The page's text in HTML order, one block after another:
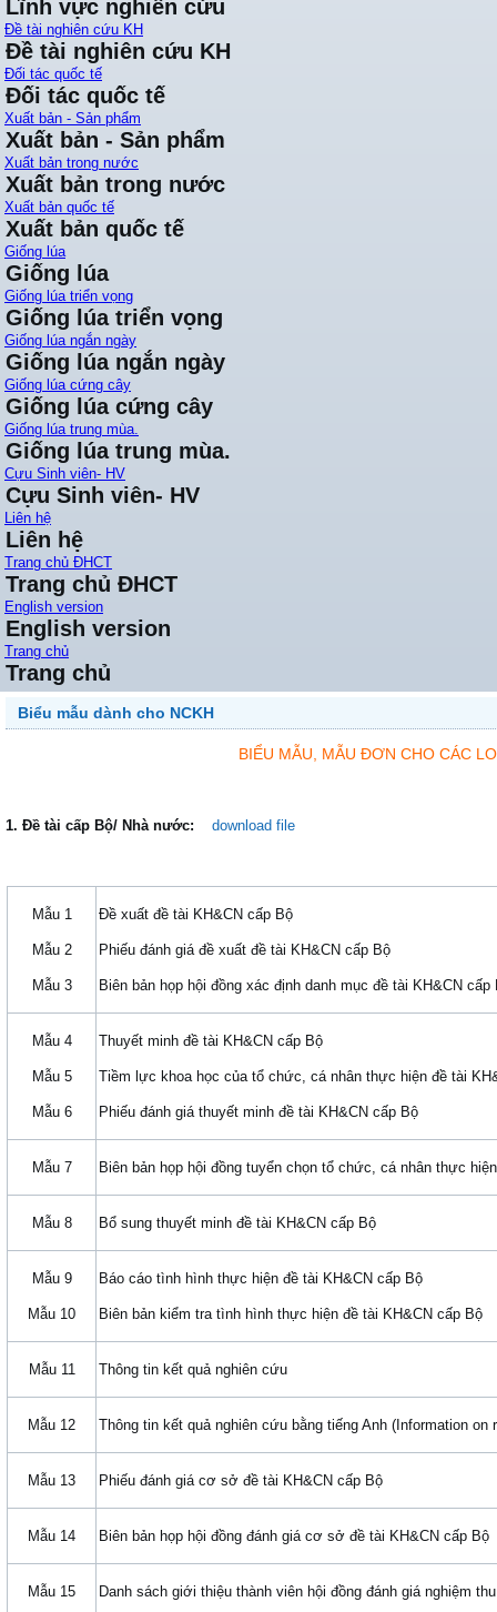
Lĩnh vực nghiên cứu
Đề tài nghiên cứu KH
Đề tài nghiên cứu KH
Đối tác quốc tế
Đối tác quốc tế
Xuất bản - Sản phẩm
Xuất bản - Sản phẩm
Xuất bản trong nước
Xuất bản trong nước
Xuất bản quốc tế
Xuất bản quốc tế
Giống lúa
Giống lúa
Giống lúa triển vọng
Giống lúa triển vọng
Giống lúa ngắn ngày
Giống lúa ngắn ngày
Giống lúa cứng cây
Giống lúa cứng cây
Giống lúa trung mùa.
Giống lúa trung mùa.
Cựu Sinh viên- HV
Cựu Sinh viên- HV
Liên hệ
Liên hệ
Trang chủ ĐHCT
Trang chủ ĐHCT
English version
English version
Trang chủ
Trang chủ
Biểu mẫu dành cho NCKH
BIỂU MẪU, MẪU ĐƠN CHO CÁC
1. Đề tài cấp Bộ/ Nhà nước: download file
Mẫu 1
Mẫu 2
Mẫu 3
Đề xuất đề tài KH&CN cấp Bộ
Phiếu đánh giá đề xuất đề tài KH&CN cấp Bộ
Biên bản họp hội đồng xác định danh mục đề tài KH&CN cấp
Mẫu 4
Mẫu 5
Mẫu 6
Thuyết minh đề tài KH&CN cấp Bộ
Tiềm lực khoa học của tổ chức, cá nhân thực hiện đề tài
Phiếu đánh giá thuyết minh đề tài KH&CN cấp Bộ
Mẫu 7 Biên bản họp hội đồng tuyển chọn tổ chức, cá nhân thực
Mẫu 8 Bổ sung thuyết minh đề tài KH&CN cấp Bộ
Mẫu 9
Mẫu 10
Báo cáo tình hình thực hiện đề tài KH&CN cấp Bộ
Biên bản kiểm tra tình hình thực hiện đề tài KH&CN cấp Bộ
Mẫu 11 Thông tin kết quả nghiên cứu
Mẫu 12 Thông tin kết quả nghiên cứu bằng tiếng Anh (Information on
Mẫu 13 Phiếu đánh giá cơ sở đề tài KH&CN cấp Bộ
Mẫu 14 Biên bản họp hội đồng đánh giá cơ sở đề tài KH&CN cấp Bộ
Mẫu 15 Danh sách giới thiệu thành viên hội đồng đánh giá nghiệm